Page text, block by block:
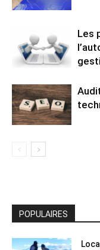
Les
POPULAIRES